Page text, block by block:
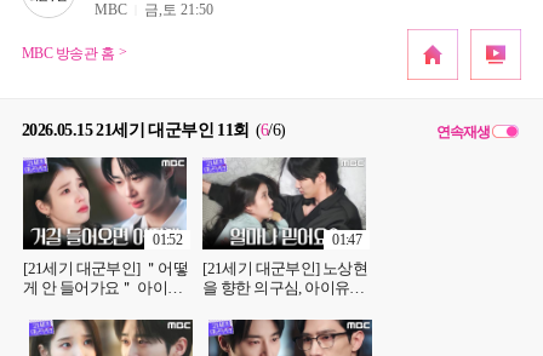
MBC 금,토 21:50
MBC 방송관 홈
2026.05.15 21세기 대군부인 11회 (6/6) 연속재생
[21세기 대군부인] ＂어떻
게 안 들어가요＂ 아이유,
물을 쏟아내다, MBC
260515 방송
01:52
[21세기 대군부인] 노상현
을 향한 의구심, 아이유의
260515 방송
01:47